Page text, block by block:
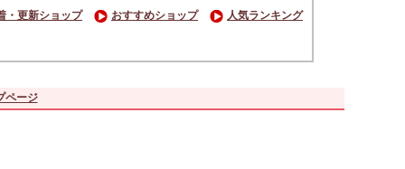
・更新ショップ おすすめショップ 人気ランキング
ページ